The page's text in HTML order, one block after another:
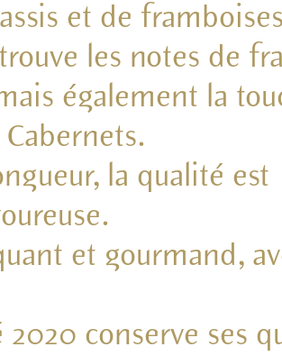
et de
les notes de
également la
la qualité est
et gourmand,
2020 conserve ses